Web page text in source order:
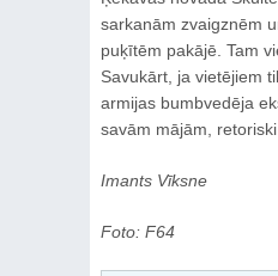
sarkanām zvaigznēm
puķītēm pakājē. Tam
Savukārt, ja vietējiem
armijas bumbvedēja
savām mājām,
Imants Vīksne
Foto: F64